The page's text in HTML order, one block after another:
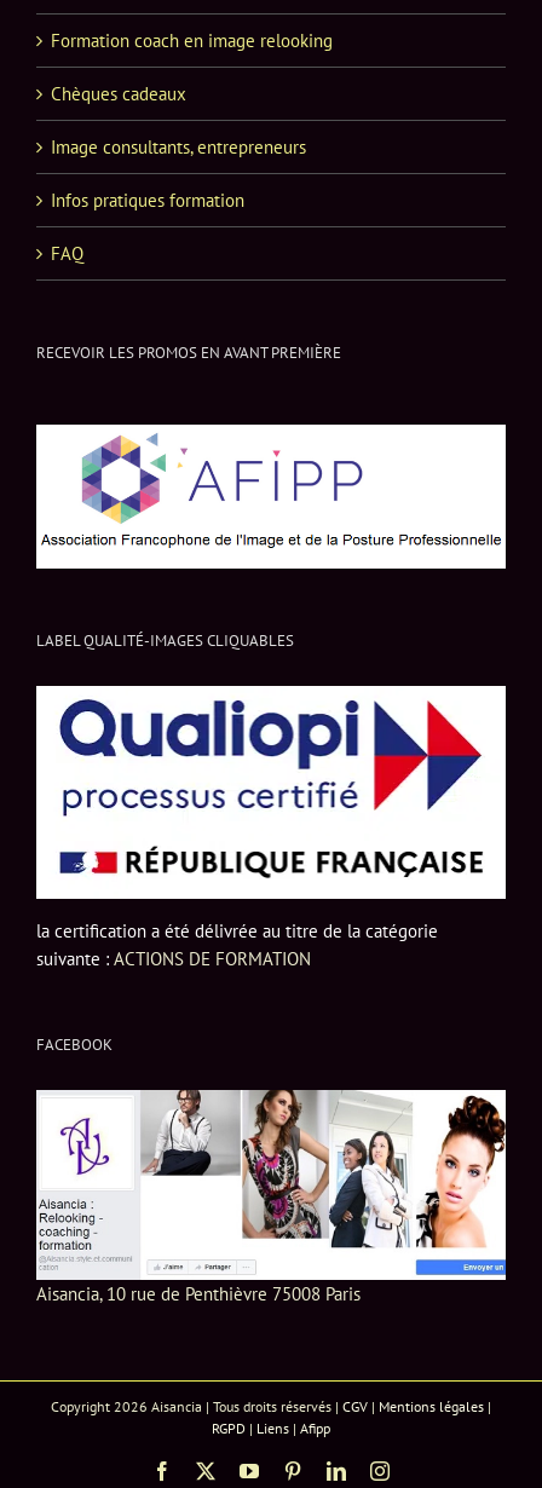
Formation coach en image relooking
Chèques cadeaux
Image consultants, entrepreneurs
Infos pratiques formation
FAQ
RECEVOIR LES PROMOS EN AVANT PREMIÈRE
LABEL QUALITÉ-IMAGES CLIQUABLES
la certification a été délivrée au titre de la catégorie
suivante : ACTIONS DE FORMATION
FACEBOOK
Aisancia, 10 rue de Penthièvre 75008 Paris
Copyright 2026 Aisancia | Tous droits réservés | CGV | Mentions légales |
RGPD | Liens | Afipp
Facebook YouTubePinterestLinkedInInstagram